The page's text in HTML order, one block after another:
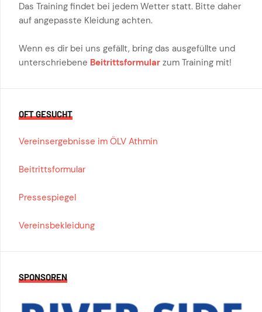
Das Training findet bei jedem Wetter statt. Bitte daher
auf angepasste Kleidung achten.
Wenn es dir bei uns gefällt, bring das ausgefüllte und
unterschriebene Beitrittsformular zum Training mit!
OFT GESUCHT
Vereinsergebnisse im ÖLV Athmin
Beitrittsformular
Pressespiegel
Vereinsbekleidung
SPONSOREN